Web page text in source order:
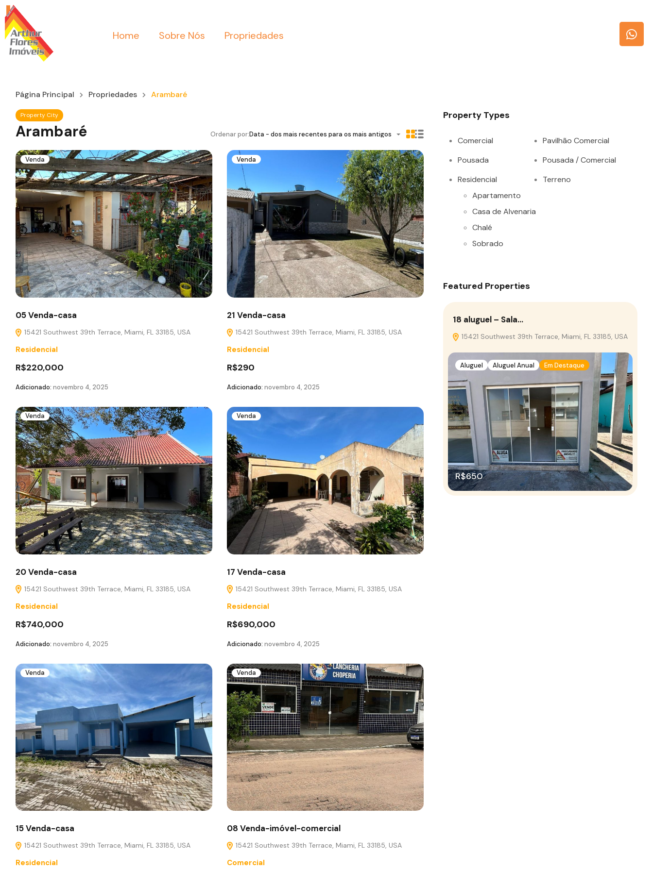
Home Sobre Nós Propriedades
Página Principal Propriedades Arambaré
Property City
Arambaré Ordenar por:Data - dos mais recentes para os mais antigos
Venda
05 Venda-casa
15421 Southwest 39th Terrace, Miami, FL 33185, USA
Residencial
R$220,000
Adicionado: novembro 4, 2025
Venda
21 Venda-casa
15421 Southwest 39th Terrace, Miami, FL 33185, USA
Residencial
R$290
Adicionado: novembro 4, 2025
Venda
20 Venda-casa
15421 Southwest 39th Terrace, Miami, FL 33185, USA
Residencial
R$740,000
Adicionado: novembro 4, 2025
Venda
17 Venda-casa
15421 Southwest 39th Terrace, Miami, FL 33185, USA
Residencial
R$690,000
Adicionado: novembro 4, 2025
Venda
15 Venda-casa
15421 Southwest 39th Terrace, Miami, FL 33185, USA
Residencial
Venda
08 Venda-imóvel-comercial
15421 Southwest 39th Terrace, Miami, FL 33185, USA
Comercial
Property Types
Comercial
Pavilhão Comercial
Pousada
Pousada / Comercial
Residencial
Apartamento
Casa de Alvenaria
Chalé
Sobrado
Terreno
Featured Properties
18 aluguel – Sala…
15421 Southwest 39th Terrace, Miami, FL 33185, USA
Aluguel Aluguel Anual Em Destaque
R$650